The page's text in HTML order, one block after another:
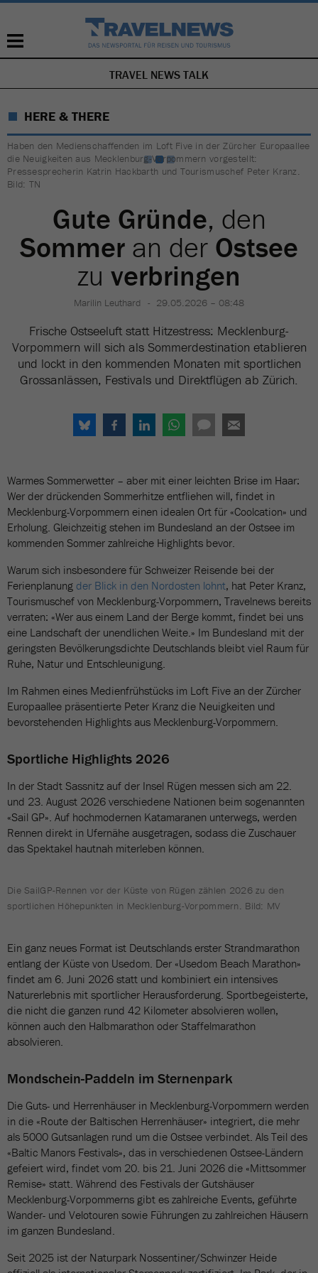
NAVIGATION
ÜBERSPRINGEN
TRAVEL NEWS TALK
HERE & THERE
Haben den Medienschaffenden im Loft Five in der Zürcher Europaallee
die Neuigkeiten aus Mecklenburg-Vorpommern vorgestellt:
Pressesprecherin Katrin Hackbarth und Tourismuschef Peter Kranz.
Bild: TN
Gute Gründe, den
Sommer an der Ostsee
zu verbringen
Marilin Leuthard 29.05.2026 – 08:48
Frische Ostseeluft statt Hitzestress: Mecklenburg-
Vorpommern will sich als Sommerdestination etablieren
und lockt in den kommenden Monaten mit sportlichen
Grossanlässen, Festivals und Direktflügen ab Zürich.
Warmes Sommerwetter – aber mit einer leichten Brise im Haar:
Wer der drückenden Sommerhitze entfliehen will, findet in
Mecklenburg-Vorpommern einen idealen Ort für «Coolcation» und
Erholung. Gleichzeitig stehen im Bundesland an der Ostsee im
kommenden Sommer zahlreiche Highlights bevor.
Warum sich insbesondere für Schweizer Reisende bei der
Ferienplanung der Blick in den Nordosten lohnt, hat Peter Kranz,
Tourismuschef von Mecklenburg-Vorpommern, Travelnews bereits
verraten: «Wer aus einem Land der Berge kommt, findet bei uns
eine Landschaft der unendlichen Weite.» Im Bundesland mit der
geringsten Bevölkerungsdichte Deutschlands bleibt viel Raum für
Ruhe, Natur und Entschleunigung.
Im Rahmen eines Medienfrühstücks im Loft Five an der Zürcher
Europaallee präsentierte Peter Kranz die Neuigkeiten und
bevorstehenden Highlights aus Mecklenburg-Vorpommern.
Sportliche Highlights 2026
In der Stadt Sassnitz auf der Insel Rügen messen sich am 22.
und 23. August 2026 verschiedene Nationen beim sogenannten
«Sail GP». Auf hochmodernen Katamaranen unterwegs, werden
Rennen direkt in Ufernähe ausgetragen, sodass die Zuschauer
das Spektakel hautnah miterleben können.
Die SailGP-Rennen vor der Küste von Rügen zählen 2026 zu den
sportlichen Höhepunkten in Mecklenburg-Vorpommern. Bild: MV
Ein ganz neues Format ist Deutschlands erster Strandmarathon
entlang der Küste von Usedom. Der «Usedom Beach Marathon»
findet am 6. Juni 2026 statt und kombiniert ein intensives
Naturerlebnis mit sportlicher Herausforderung. Sportbegeisterte,
die nicht die ganzen rund 42 Kilometer absolvieren wollen,
können auch den Halbmarathon oder Staffelmarathon
absolvieren.
Mondschein-Paddeln im Sternenpark
Die Guts- und Herrenhäuser in Mecklenburg-Vorpommern werden
in die «Route der Baltischen Herrenhäuser» integriert, die mehr
als 5000 Gutsanlagen rund um die Ostsee verbindet. Als Teil des
«Baltic Manors Festivals», das in verschiedenen Ostsee-Ländern
gefeiert wird, findet vom 20. bis 21. Juni 2026 die «Mittsommer
Remise» statt. Während des Festivals der Gutshäuser
Mecklenburg-Vorpommerns gibt es zahlreiche Events, geführte
Wander- und Velotouren sowie Führungen zu zahlreichen Häusern
im ganzen Bundesland.
Seit 2025 ist der Naturpark Nossentiner/Schwinzer Heide